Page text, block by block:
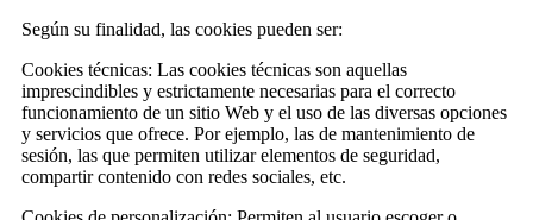
Según su finalidad, las cookies pueden ser:
Cookies técnicas: Las cookies técnicas son aquellas
imprescindibles y estrictamente necesarias para el correcto
funcionamiento de un sitio Web y el uso de las diversas opciones
y servicios que ofrece. Por ejemplo, las de mantenimiento de
sesión, las que permiten utilizar elementos de seguridad,
compartir contenido con redes sociales, etc.